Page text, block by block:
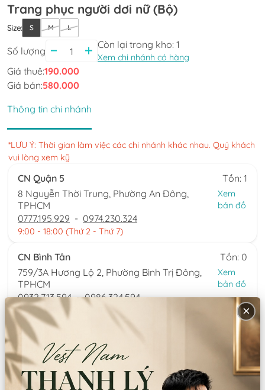
Trang phục người dơi nữ (Bộ)
Size: S M L
Số lượng
Còn lại trong kho: 1
Xem chi nhánh có hàng
Giá thuê:190.000
Giá bán:580.000
Thông tin chi nhánh
*LƯU Ý: Thời gian làm việc các chi nhánh khác nhau. Quý khách
vui lòng xem kỹ
CN Quận 5
Tồn: 1
8 Nguyễn Thời Trung, Phường An Đông,
TPHCM
Xem
bản đồ
0777.195.929 - 0974.230.324
9:00 - 18:00 (Thứ 2 - Thứ 7)
CN Bình Tân
Tồn: 0
759/3A Hương Lộ 2, Phường Bình Trị Đông,
TPHCM
Xem
bản đồ
0932.713.594 - 0986.324.594
9:00 - 18:00 (Thứ 2 - Thứ 7)
CN Bình Thạnh
Tồn: 0
58/6 Tân Cảng, Phường Thạnh Mỹ Tây,
TPHCM
Xem
bản đồ
086.7474.247 - 086.8644.086
×